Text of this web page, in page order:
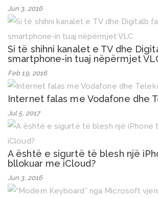
Jun 3, 2016
Si të shihni kanalet e TV dhe
smartphone-in tuaj nëpërmjet
Feb 19, 2016
Internet falas me Vodafone dhe
Jul 5, 2017
A është e sigurtë të blesh një
bllokuar me iCloud?
Jun 3, 2016